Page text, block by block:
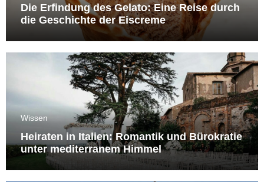
Die Erfindung des Gelato: Eine Reise durch
die Geschichte der Eiscreme
Wissen
Heiraten in Italien: Romantik und Bürokratie
unter mediterranem Himmel